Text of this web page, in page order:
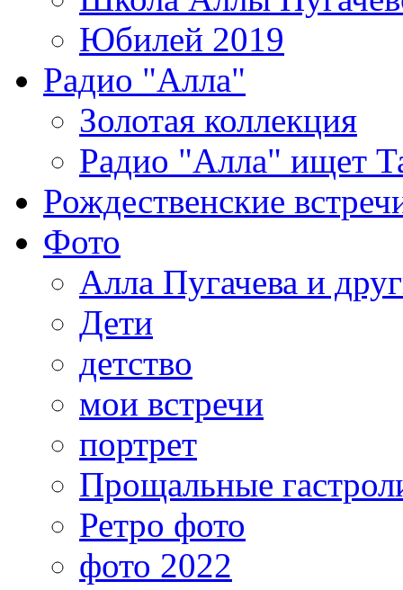
Юбилей 2019
Радио "Алла"
Золотая коллекция
Радио "Алла" ищет
Рождественские
Фото
Алла Пугачева и
Дети
детство
мои встречи
портрет
Прощальные
Ретро фото
фото 2022